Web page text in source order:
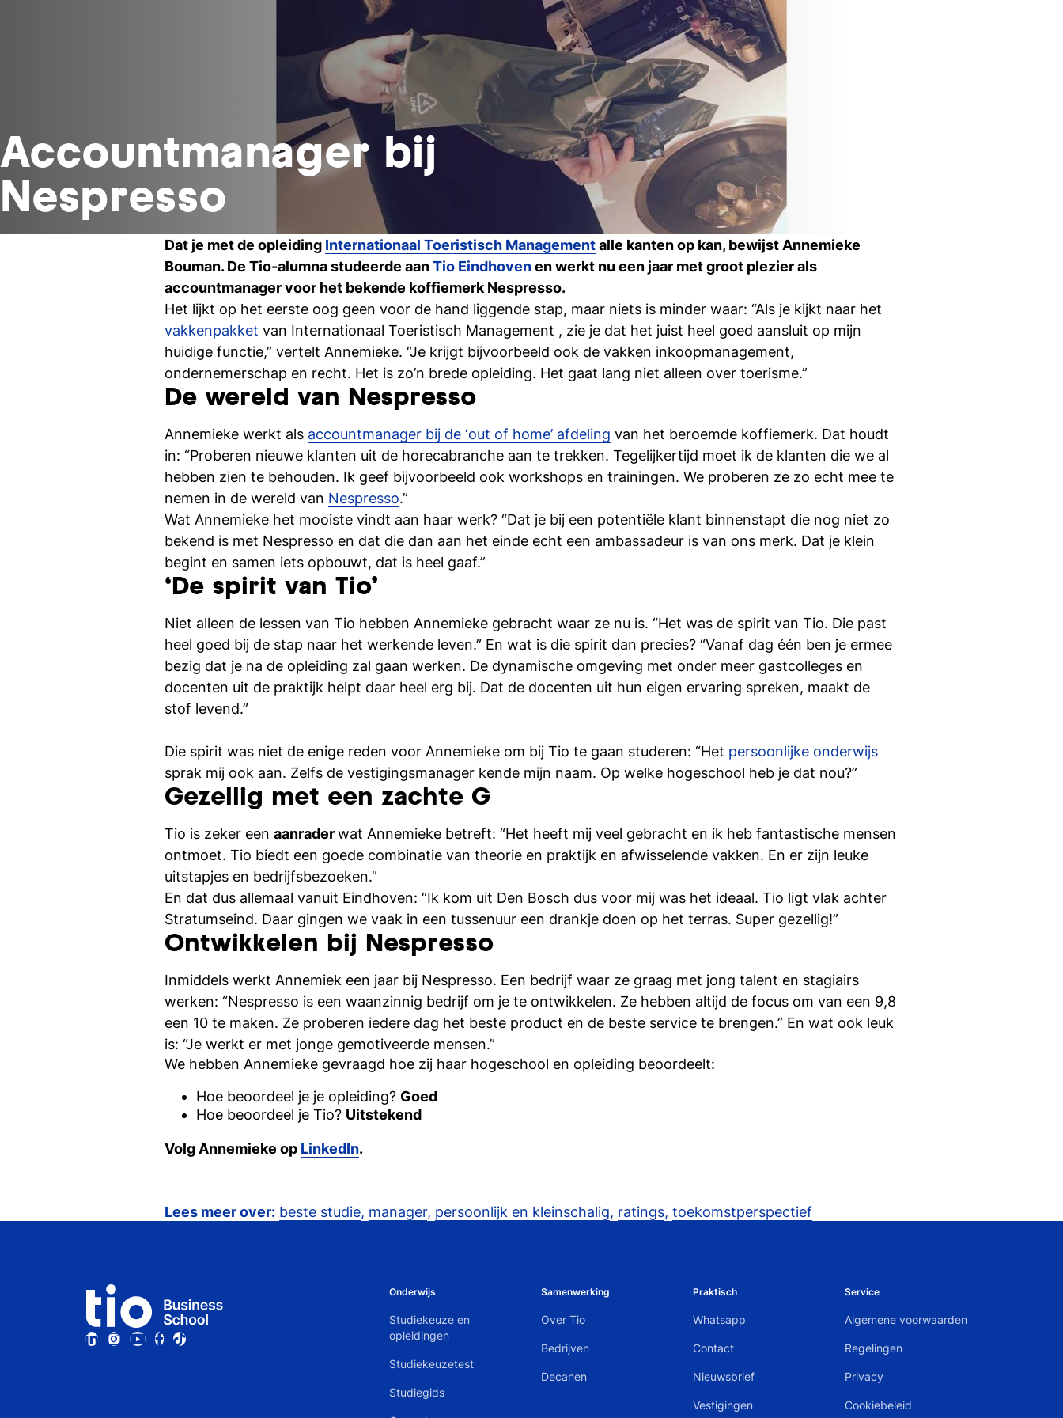
Accountmanager bij
Nespresso
Dat je met de opleiding Internationaal Toeristisch Managementalle kanten op kan, bewijst Annemieke
Bouman. De Tio-alumna studeerde aanTio Eindhovenen werkt nu een jaar met groot plezier als
accountmanager voor het bekende koffiemerk Nespresso.
Het lijkt op het eerste oog geen voor de hand liggende stap, maar niets is minder waar: “Als je kijkt naar het
vakkenpakket van Internationaal Toeristisch Management , zie je dat het juist heel goed aansluit op mijn
huidige functie,” vertelt Annemieke. “Je krijgt bijvoorbeeld ook de vakken inkoopmanagement,
ondernemerschap en recht. Het is zo’n brede opleiding. Het gaat lang niet alleen over toerisme.”
De wereld van Nespresso
Annemieke werkt als accountmanager bij de ‘out of home’ afdeling van het beroemde koffiemerk. Dat houdt
in: “Proberen nieuwe klanten uit de horecabranche aan te trekken. Tegelijkertijd moet ik de klanten die we al
hebben zien te behouden. Ik geef bijvoorbeeld ook workshops en trainingen. We proberen ze zo echt mee te
nemen in de wereld van Nespresso.”
Wat Annemieke het mooiste vindt aan haar werk? “Dat je bij een potentiële klant binnenstapt die nog niet zo
bekend is met Nespresso en dat die dan aan het einde echt een ambassadeur is van ons merk. Dat je klein
begint en samen iets opbouwt, dat is heel gaaf.”
‘De spirit van Tio’
Niet alleen de lessen van Tio hebben Annemieke gebracht waar ze nu is. “Het was de spirit van Tio. Die past
heel goed bij de stap naar het werkende leven.” En wat is die spirit dan precies? “Vanaf dag één ben je ermee
bezig dat je na de opleiding zal gaan werken. De dynamische omgeving met onder meer gastcolleges en
docenten uit de praktijk helpt daar heel erg bij. Dat de docenten uit hun eigen ervaring spreken, maakt de
stof levend.”
Die spirit was niet de enige reden voor Annemieke om bij Tio te gaan studeren: “Het persoonlijke onderwijs
sprak mij ook aan. Zelfs de vestigingsmanager kende mijn naam. Op welke hogeschool heb je dat nou?”
Gezellig met een zachte G
Tio is zeker een aanraderwat Annemieke betreft: “Het heeft mij veel gebracht en ik heb fantastische mensen
ontmoet. Tio biedt een goede combinatie van theorie en praktijk en afwisselende vakken. En er zijn leuke
uitstapjes en bedrijfsbezoeken.”
En dat dus allemaal vanuit Eindhoven: “Ik kom uit Den Bosch dus voor mij was het ideaal. Tio ligt vlak achter
Stratumseind. Daar gingen we vaak in een tussenuur een drankje doen op het terras. Super gezellig!”
Ontwikkelen bij Nespresso
Inmiddels werkt Annemiek een jaar bij Nespresso. Een bedrijf waar ze graag met jong talent en stagiairs
werken: “Nespresso is een waanzinnig bedrijf om je te ontwikkelen. Ze hebben altijd de focus om van een 9,8
een 10 te maken. Ze proberen iedere dag het beste product en de beste service te brengen.” En wat ook leuk
is: “Je werkt er met jonge gemotiveerde mensen.”
We hebben Annemieke gevraagd hoe zij haar hogeschool en opleiding beoordeelt:
Hoe beoordeel je je opleiding? Goed
Hoe beoordeel je Tio? Uitstekend
Volg Annemieke op LinkedIn.
Lees meer over: beste studie, manager, persoonlijk en kleinschalig, ratings, toekomstperspectief
Onderwijs
Studiekeuze en
opleidingen
Studiekeuzetest
Studiegids
Samenwerking
Over Tio
Bedrijven
Decanen
Praktisch
Whatsapp
Contact
Nieuwsbrief
Vestigingen
Service
Algemene voorwaarden
Regelingen
Privacy
Cookiebeleid